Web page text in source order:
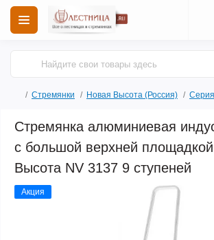
Стремянки Новая Высота (Россия)
Стремянка алюминиевая
с большой верхней
Высота NV 3137 9 ступеней
Акция